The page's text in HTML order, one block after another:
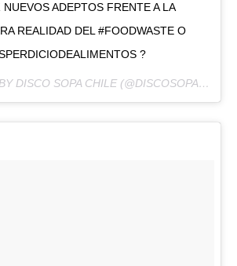
NUEVOS ADEPTOS FRENTE A LA
REALIDAD DEL #FOODWASTE O
?
A POST SHARED BY DISCO SOPA CHILE (@DISCOSOPACHILE) ON